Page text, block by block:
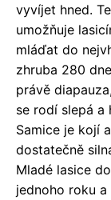
vyvíjet hned.
umožňuje
mláďat do
zhruba 280
právě
se rodí slepá a
Samice je kojí
dostatečně
Mladé lasice
jednoho roku